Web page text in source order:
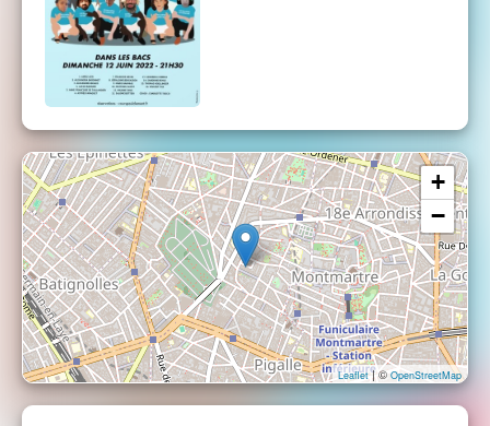
+
−
Leaflet| ©OpenStreetMap